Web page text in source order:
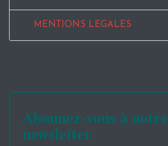
MENTIONS LEGALES
Abonnez-vous à notre
newsletter